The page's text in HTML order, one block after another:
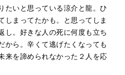
たいと思っている涼介と龍。ひ
しまってたかも。と思ってしま
し。好きな人の死に何度も立ち
から。辛くて逃げたくなっても
来を諦められなかった２人を応